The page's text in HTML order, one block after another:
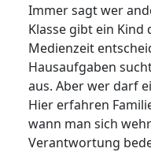
Immer sagt wer
Klasse gibt ein Kind
Medienzeit
Hausaufgaben
aus. Aber wer darf
Hier erfahren
wann man sich
Verantwortung